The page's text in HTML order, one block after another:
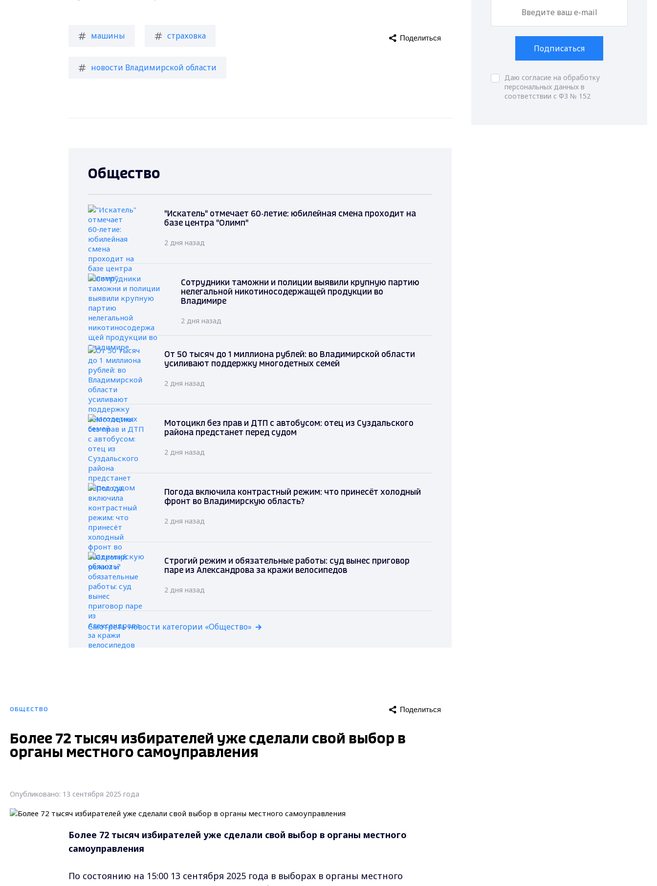
машины страховка
новости Владимирской области
Поделиться
Общество
"Искатель" отмечает 60‑летие: юбилейная смена проходит на
базе центра "Олимп"
2 дня назад
Сотрудники таможни и полиции выявили крупную партию
нелегальной никотиносодержащей продукции во
Владимире
2 дня назад
От 50 тысяч до 1 миллиона рублей: во Владимирской области
усиливают поддержку многодетных семей
2 дня назад
Мотоцикл без прав и ДТП с автобусом: отец из Суздальского
района предстанет перед судом
2 дня назад
Погода включила контрастный режим: что принесёт холодный
фронт во Владимирскую область?
2 дня назад
Строгий режим и обязательные работы: суд вынес приговор
паре из Александрова за кражи велосипедов
2 дня назад
Смотреть новости категории «Общество»
ОБЩЕСТВО Поделиться
Более 72 тысяч избирателей уже сделали свой выбор в
органы местного самоуправления
Опубликовано: 13 сентября 2025 года
Более 72 тысяч избирателей уже сделали свой выбор в органы местного
самоуправления
По состоянию на 15:00 13 сентября 2025 года в выборах в органы местного
Подписаться
Даю согласие на обработку
персональных данных в
соответствии с ФЗ № 152